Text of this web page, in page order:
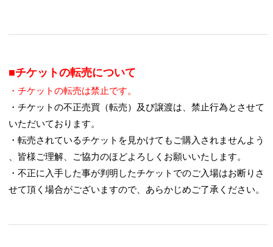
■チケットの転売について
・チケットの転売は禁止です。
・チケットの不正売買（転売）及び譲渡は、禁止行為とさせて
いただいております。
・転売されているチケットを見かけてもご購入されませんよう
、皆様ご理解、ご協力のほどよろしくお願いいたします。
・不正に入手した事が判明したチケットでのご入場はお断りさ
せて頂く場合がございますので、あらかじめご了承ください。